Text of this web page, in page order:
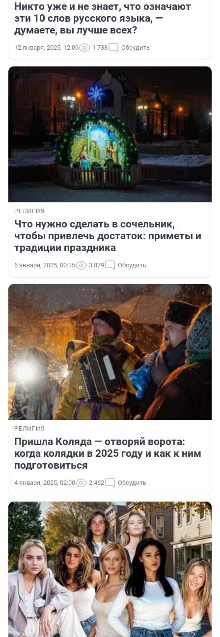
Никто уже и не знает, что означают
эти 10 слов русского языка, —
думаете, вы лучше всех?
12 января, 2025, 12:00 1 738 Обсудить
РЕЛИГИЯ
Что нужно сделать в сочельник,
чтобы привлечь достаток: приметы и
традиции праздника
6 января, 2025, 00:35 3 879 Обсудить
РЕЛИГИЯ
Пришла Коляда — отворяй ворота:
когда колядки в 2025 году и как к ним
подготовиться
4 января, 2025, 02:00 2 462 Обсудить